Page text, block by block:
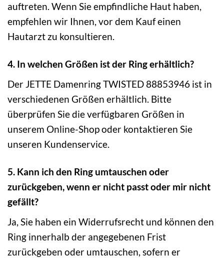
auftreten. Wenn Sie empfindliche Haut haben,
empfehlen wir Ihnen, vor dem Kauf einen
Hautarzt zu konsultieren.
4. In welchen Größen ist der Ring erhältlich?
Der JETTE Damenring TWISTED 88853946 ist in
verschiedenen Größen erhältlich. Bitte
überprüfen Sie die verfügbaren Größen in
unserem Online-Shop oder kontaktieren Sie
unseren Kundenservice.
5. Kann ich den Ring umtauschen oder
zurückgeben, wenn er nicht passt oder mir nicht
gefällt?
Ja, Sie haben ein Widerrufsrecht und können den
Ring innerhalb der angegebenen Frist
zurückgeben oder umtauschen, sofern er